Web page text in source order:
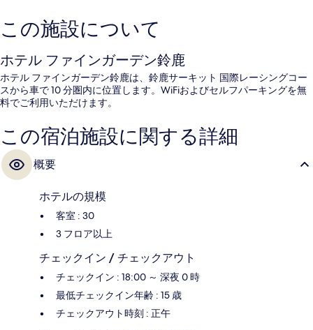
この施設について
ホテル ファインガーデン鈴鹿
ホテル ファインガーデン鈴鹿は、鈴鹿サーキット 国際レーシングコー
スから車で 10 分圏内に位置します。WiFiおよびセルフパーキングを無
料でご利用いただけます。
この宿泊施設に関する詳細
概要
ホテルの規模
客室 : 30
3 フロア以上
チェックイン / チェックアウト
チェックイン : 18:00 ～ 深夜 0 時
最低チェックイン年齢 : 15 歳
チェックアウト時刻 : 正午